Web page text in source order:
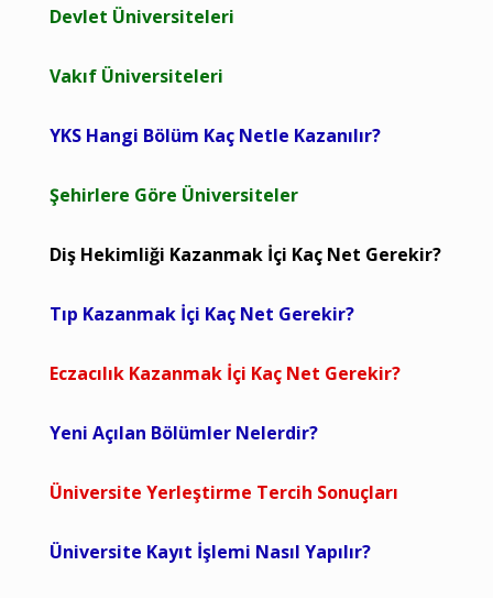
Devlet Üniversiteleri
Vakıf Üniversiteleri
YKS Hangi Bölüm Kaç Netle Kazanılır?
Şehirlere Göre Üniversiteler
Diş Hekimliği Kazanmak İçi Kaç Net Gerekir?
Tıp Kazanmak İçi Kaç Net Gerekir?
Eczacılık Kazanmak İçi Kaç Net Gerekir?
Yeni Açılan Bölümler Nelerdir?
Üniversite Yerleştirme Tercih Sonuçları
Üniversite Kayıt İşlemi Nasıl Yapılır?